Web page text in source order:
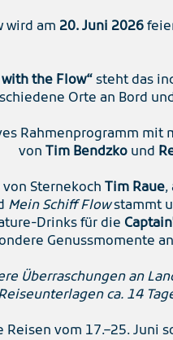
wird am 20. Juni 2026
with the Flow“steht das
Orte an Bord
Rahmenprogramm mit
von Tim Bendzko und
Sternekoch Tim Raue,
Mein Schiff Flowstammt
Drinks für die
Genussmomente
Überraschungen an
ca. 14
vom 17.–25. Juni